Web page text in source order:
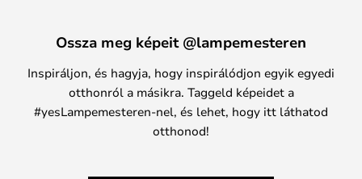
Ossza meg képeit @lampemesteren
Inspiráljon, és hagyja, hogy inspirálódjon egyik egyedi
otthonról a másikra. Taggeld képeidet a
#yesLampemesteren-nel, és lehet, hogy itt láthatod
otthonod!